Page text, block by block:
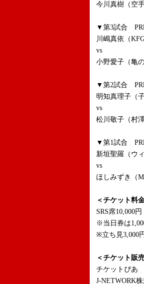
今川真樹（空
▼第3試合
川嶋真依（KFG
vs
小野愛子（亀
▼第2試合
明知真理子（
vs
松川敬子（村澤
▼第1試合
新垣聖羅（ウ
vs
ほしみずき（
＜チケット料
SRS席10,000
※当日券は
※立ち見3,000
＜チケット販
チケットぴあ
J-NETWORK